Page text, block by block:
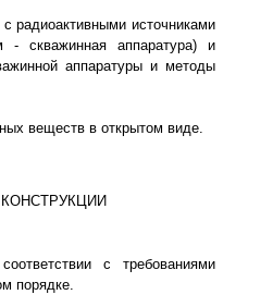
радиоактивными источниками
- скважинная аппаратура) и
аппаратуры и методы
веществ в открытом виде.
с требованиями
порядке.